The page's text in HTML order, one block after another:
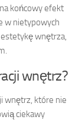
końcowy efekt
w nietypowych
wnętrza,
wnętrz?
wnętrz, które nie
ciekawy